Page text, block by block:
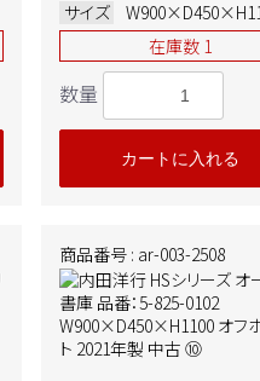
本体：ホワイト 2020年
古 ➉
サイズ
在庫数 1
数量
カートに入れる
商品番号 : ar-003-2508